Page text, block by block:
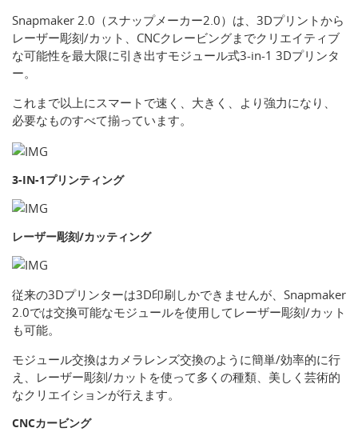
Snapmaker 2.0（スナップメーカー2.0）は、3Dプリントから
レーザー彫刻/カット、CNCクレービングまでクリエイティブ
な可能性を最大限に引き出すモジュール式3-in-1 3Dプリンタ
ー。
これまで以上にスマートで速く、大きく、より強力になり、
必要なものすべて揃っています。
3-IN-1プリンティング
レーザー彫刻/カッティング
従来の3Dプリンターは3D印刷しかできませんが、Snapmaker
2.0では交換可能なモジュールを使用してレーザー彫刻/カット
も可能。
モジュール交換はカメラレンズ交換のように簡単/効率的に行
え、レーザー彫刻/カットを使って多くの種類、美しく芸術的
なクリエイションが行えます。
CNCカービング